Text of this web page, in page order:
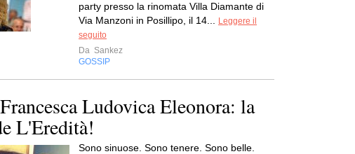
party presso la rinomata Villa Diamante di
Via Manzoni in Posillipo, il 14...
Leggere il
seguito
Da Sankez
GOSSIP
Ludovica Eleonora: la
L'Eredità!
Sono sinuose. Sono tenere. Sono belle.